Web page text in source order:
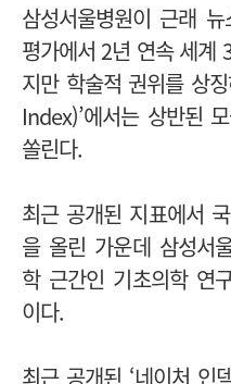
삼성서울병원이 근래
평가에서 2년 연속 세계
지만 학술적 권위를 상
Index)’에서는 상반된
쏠린다.
최근 공개된 지표에서
을 올린 가운데 삼성서
학 근간인 기초의학 연
이다.
최근 공개된 ‘네이처